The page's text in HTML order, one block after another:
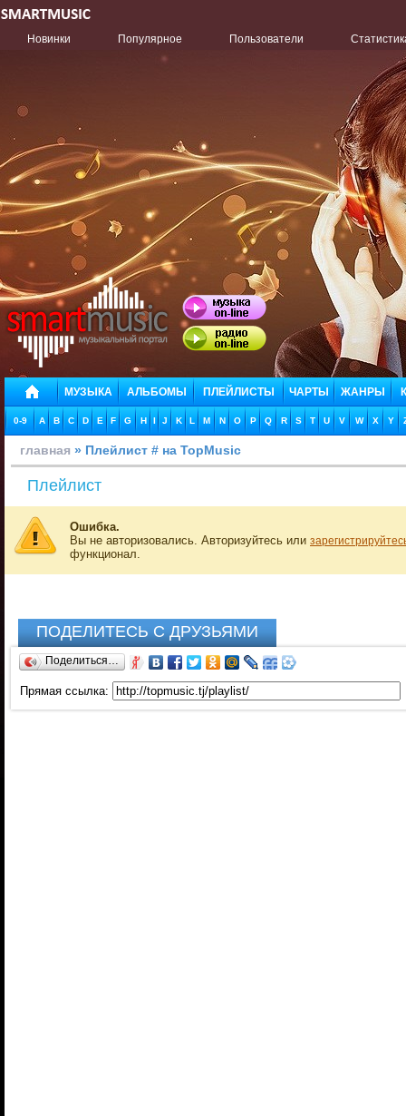
Новинки Популярное Пользователи
МУЗЫКА АЛЬБОМЫ ПЛЕЙЛИСТЫ ЧАРТЫ ЖАНРЫ
0-9 A B C D E F G H I J K L M N O P Q R S T U V W X Y
главная » Плейлист # на TopMusic
Плейлист
Ошибка.
Вы не авторизовались. Авторизуйтесь или
функционал.
ПОДЕЛИТЕСЬ С ДРУЗЬЯМИ
Поделиться…
Прямая ссылка: